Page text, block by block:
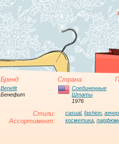
Бренд Страна
Benefit
Бенефит
Соединенные
Штаты
1976
Стили: casual, fashion
Ассортимент: косметика